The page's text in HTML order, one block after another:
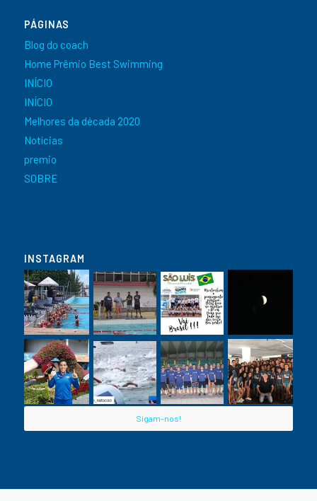
PÁGINAS
Blog do coach
Home Prêmio Best Swimming
INÍCIO
INÍCIO
Melhores da década 2020
Notícias
premio
SOBRE
INSTAGRAM
Sigam-nos!